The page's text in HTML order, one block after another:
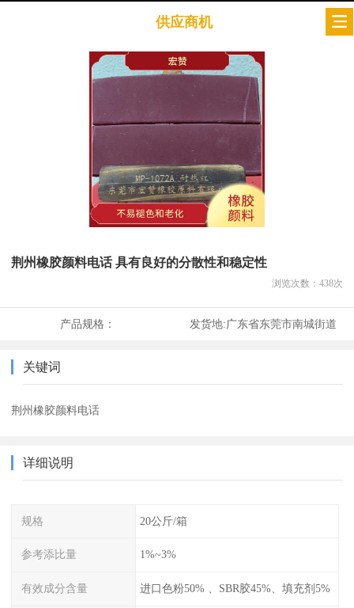
供应商机
荆州橡胶颜料电话 具有良好的分散性和稳定性
浏览次数： 438次
产品规格： 发货地:广东省东莞市南城街道
关键词
荆州橡胶颜料电话
详细说明
规格 20公斤/箱
参考添比量 1%~3%
有效成分含量 进口色粉50% 、SBR胶45%、填充剂5%